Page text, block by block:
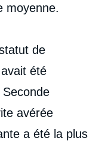
moyenne.
de
été
avérée
a été la plus